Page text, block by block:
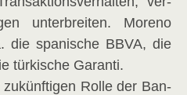
unter­brei­ten. Moreno
die spa­ni­sche BBVA, die
tür­ki­sche Garanti.
Rol­le der Ban­